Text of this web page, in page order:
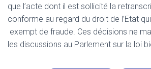
que l’acte dont il est sollicité la
conforme au regard du droit de l’Etat
exempt de fraude. Ces décisions ne
les discussions au Parlement sur la loi